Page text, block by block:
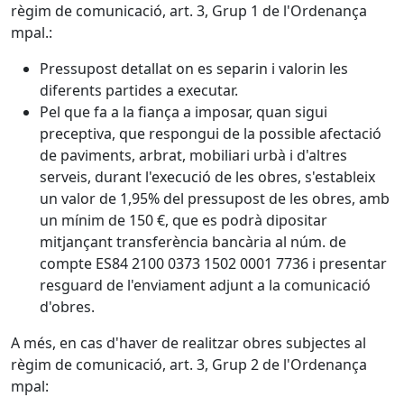
règim de comunicació, art. 3, Grup 1 de l'Ordenança
mpal.:
Pressupost detallat on es separin i valorin les
diferents partides a executar.
Pel que fa a la fiança a imposar, quan sigui
preceptiva, que respongui de la possible afectació
de paviments, arbrat, mobiliari urbà i d'altres
serveis, durant l'execució de les obres, s'estableix
un valor de 1,95% del pressupost de les obres, amb
un mínim de 150 €, que es podrà dipositar
mitjançant transferència bancària al núm. de
compte ES84 2100 0373 1502 0001 7736 i presentar
resguard de l'enviament adjunt a la comunicació
d'obres.
A més, en cas d'haver de realitzar obres subjectes al
règim de comunicació, art. 3, Grup 2 de l'Ordenança
mpal: